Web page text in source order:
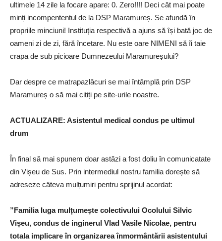
ultimele 14 zile la focare apare: 0. Zero!!!! Deci cât mai poate
minți incompententul de la DSP Maramureș. Se afundă în
propriile minciuni! Instituția respectivă a ajuns să își bată joc de
oameni zi de zi, fără încetare. Nu este oare NIMENI să îi taie
crapa de sub picioare Dumnezeului Maramureșului?
Dar despre ce matrapazlâcuri se mai întâmplă prin DSP
Maramureș o să mai citiți pe site-urile noastre.
ACTUALIZARE: Asistentul medical condus pe ultimul
drum
În final să mai spunem doar astăzi a fost doliu în comunicatate
din Vișeu de Sus. Prin intermediul nostru familia dorește să
adreseze câteva mulțumiri pentru sprijinul acordat:
”Familia Iuga mulțumește colectivului Ocolului Silvic
Vișeu, condus de inginerul Vlad Vasile Nicolae, pentru
totala implicare în organizarea înmormântării asistentului